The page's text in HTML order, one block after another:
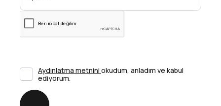
Aydınlatma metnini okudum, anladım ve kabul
ediyorum.